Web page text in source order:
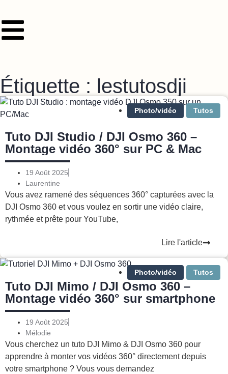
Étiquette : lestutosdji
Photo/vidéo Tutos
Tuto DJI Studio / DJI Osmo 360 –
Montage vidéo 360° sur PC & Mac
19 Août 2025
Laurentine
Vous avez ramené des séquences 360° capturées avec la
DJI Osmo 360 et vous voulez en sortir une vidéo claire,
rythmée et prête pour YouTube,
Lire l'article
Photo/vidéo Tutos
Tuto DJI Mimo / DJI Osmo 360 –
Montage vidéo 360° sur smartphone
19 Août 2025
Mélodie
Vous cherchez un tuto DJI Mimo & DJI Osmo 360 pour
apprendre à monter vos vidéos 360° directement depuis
votre smartphone ? Vous vous demandez